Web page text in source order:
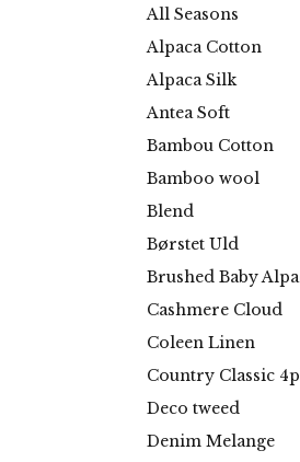
All Seasons
Alpaca Cotton
Alpaca Silk
Antea Soft
Bambou Cotton
Bamboo wool
Blend
Børstet Uld
Brushed Baby
Cashmere Cloud
Coleen Linen
Country Classic
Deco tweed
Denim Melange